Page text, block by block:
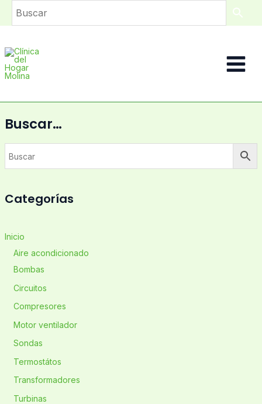
Main
Buscar…
Categorías
Inicio
Aire acondicionado
Bombas
Circuitos
Compresores
Motor ventilador
Sondas
Termostátos
Transformadores
Turbinas